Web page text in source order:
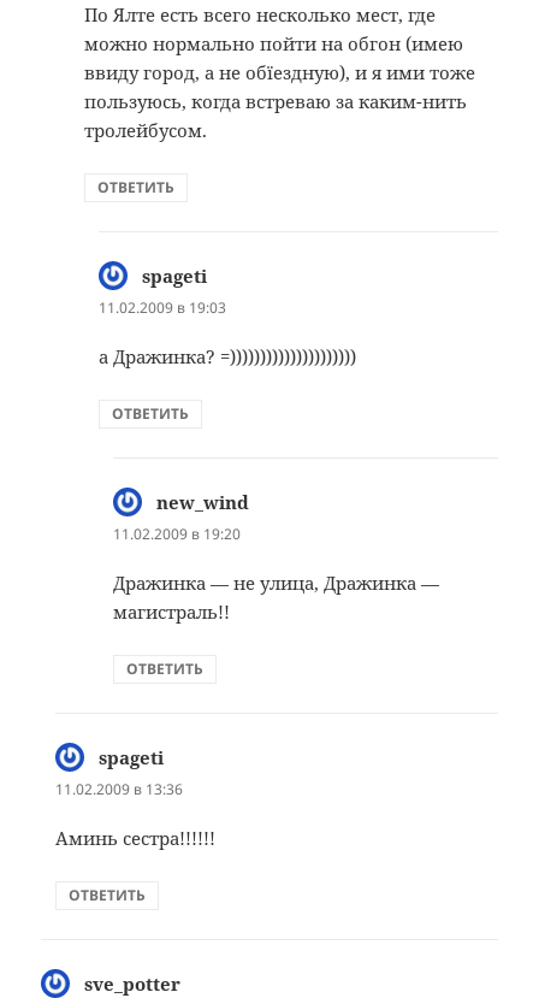
По Ялте есть всего несколько мест, где
можно нормально пойти на обгон (имею
ввиду город, а не обїездную), и я ими тоже
пользуюсь, когда встреваю за каким-нить
тролейбусом.
ОТВЕТИТЬ
spageti
11.02.2009 в 19:03
а Дражинка? =)))))))))))))))))))))
ОТВЕТИТЬ
new_wind
11.02.2009 в 19:20
Дражинка — не улица, Дражинка —
магистраль!!
ОТВЕТИТЬ
spageti
11.02.2009 в 13:36
Аминь сестра!!!!!!
ОТВЕТИТЬ
sve_potter